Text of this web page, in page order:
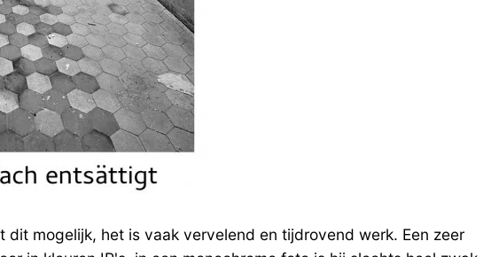
mogelijk, het is vaak vervelend en tijdrovend werk. Een zeer